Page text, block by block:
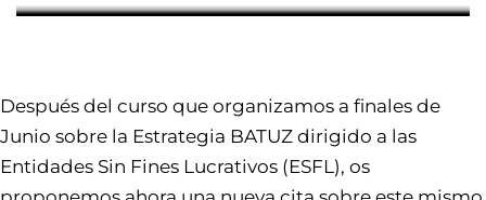
Después del curso que organizamos a finales de
Junio sobre la Estrategia BATUZ dirigido a las
Entidades Sin Fines Lucrativos (ESFL), os